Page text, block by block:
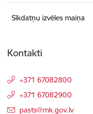
Sīkdatņu izvēles maiņa
Kontakti
+371 67082800
+371 67082900
E-pasts:
pasts@mk.gov.lv